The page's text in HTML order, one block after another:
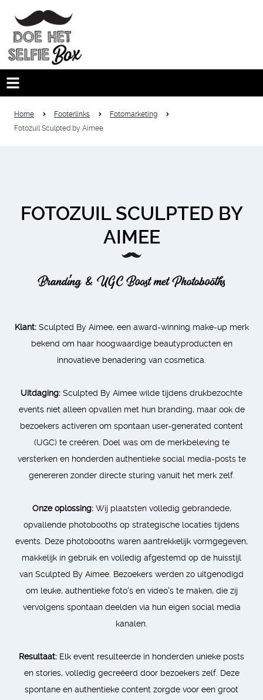
Home Footerlinks
Fotomarketing
Fotozuil Sculpted by Aimee
FOTOZUIL SCULPTED BY
AIMEE
Branding & UGC Boost met Photobooths
Klant:Sculpted By Aimee, een award-winning make-up merk
bekend om haar hoogwaardige beautyproducten en
innovatieve benadering van cosmetica.
Uitdaging: Sculpted By Aimee wilde tijdens drukbezochte
events niet alleen opvallen met hun branding, maar ook de
bezoekers activeren om spontaan user-generated content
(UGC) te creëren. Doel was om de merkbeleving te
versterken en honderden authentieke social media-posts te
genereren zonder directe sturing vanuit het merk zelf.
Onze oplossing:Wij plaatsten volledig gebrandede,
opvallende photobooths op strategische locaties tijdens
events. Deze photobooths waren aantrekkelijk vormgegeven,
makkelijk in gebruik en volledig afgestemd op de huisstijl
van Sculpted By Aimee. Bezoekers werden zo uitgenodigd
om leuke, authentieke foto's en video's te maken, die zij
vervolgens spontaan deelden via hun eigen social media
kanalen.
Resultaat: Elk event resulteerde in honderden unieke posts
en stories, volledig gecreëerd door bezoekers zelf. Deze
spontane en authentieke content zorgde voor een groot